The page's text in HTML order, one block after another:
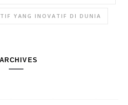
YANG INOVATIF DI DUNIA
ARCHIVES